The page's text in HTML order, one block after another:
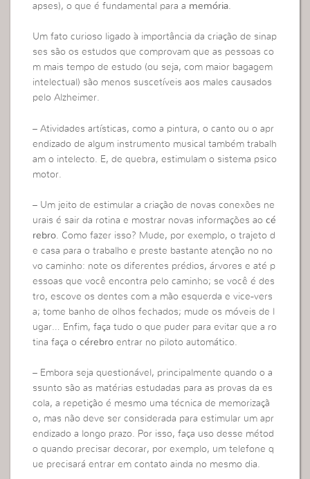
apses), o que é fundamental para a memória.
Um fato curioso ligado à importância da criação de sinap
ses são os estudos que comprovam que as pessoas co
m mais tempo de estudo (ou seja, com maior bagagem
intelectual) são menos suscetíveis aos males causados
pelo Alzheimer.
– Atividades artísticas, como a pintura, o canto ou o apr
endizado de algum instrumento musical também trabalh
am o intelecto. E, de quebra, estimulam o sistema psico
motor.
– Um jeito de estimular a criação de novas conexões ne
urais é sair da rotina e mostrar novas informações aocé
rebro. Como fazer isso? Mude, por exemplo, o trajeto d
e casa para o trabalho e preste bastante atenção no no
vo caminho: note os diferentes prédios, árvores e até p
essoas que você encontra pelo caminho; se você é des
tro, escove os dentes com a mão esquerda e vice-vers
a; tome banho de olhos fechados; mude os móveis de l
ugar… Enfim, faça tudo o que puder para evitar que a ro
tina faça océrebro entrar no piloto automático.
– Embora seja questionável, principalmente quando o a
ssunto são as matérias estudadas para as provas da es
cola, a repetição é mesmo uma técnica de memorizaçã
o, mas não deve ser considerada para estimular um apr
endizado a longo prazo. Por isso, faça uso desse métod
o quando precisar decorar, por exemplo, um telefone q
ue precisará entrar em contato ainda no mesmo dia.